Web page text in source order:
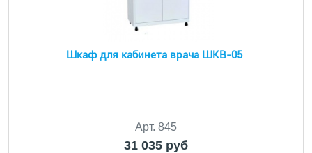
Шкаф для кабинета врача ШКВ-05
Арт. 845
31 035 руб